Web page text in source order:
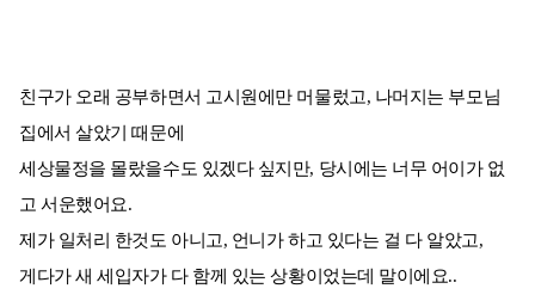
친구가 오래 공부하면서 고시원에만 머물렀고, 나머지는 부모님
집에서 살았기 때문에
세상물정을 몰랐을수도 있겠다 싶지만, 당시에는 너무 어이가 없
고 서운했어요.
제가 일처리 한것도 아니고, 언니가 하고 있다는 걸 다 알았고,
게다가 새 세입자가 다 함께 있는 상황이었는데 말이에요..